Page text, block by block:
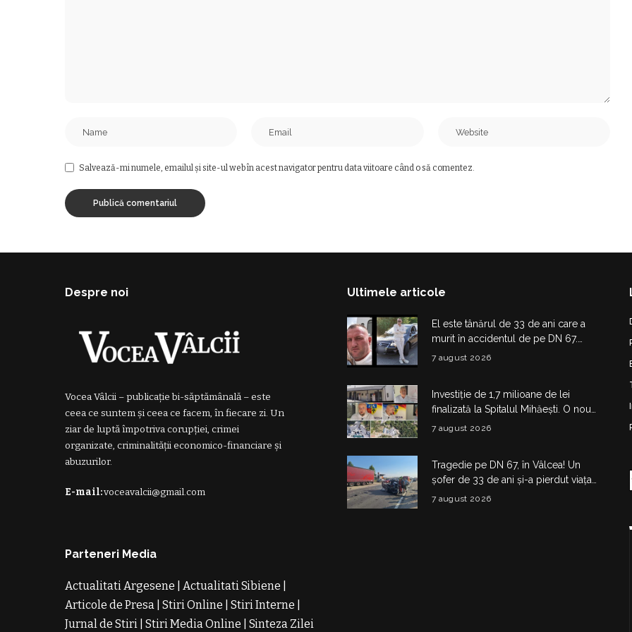
Salvează-mi numele, emailul și site-ul web în acest navigator pentru data viitoare când o să comentez.
Despre noi
Vocea Vâlcii – publicație bi-săptămânală – este
ceea ce suntem și ceea ce facem, în fiecare zi. Un
ziar de luptă împotriva corupției, crimei
organizate, criminalității economico-financiare și
abuzurilor.
E-mail:voceavalcii@gmail.com
Parteneri Media
Actualitati Argesene Actualitati Sibiene
Articole de Presa
Stiri Online Stiri Interne
Jurnal de Stiri
Stiri Media Online Sinteza Zilei
Ultimele articole
El este tânărul de 33 de ani care a
murit în accidentul de pe DN 67.
Dragoș Mihail lasă în urmă o fetiță
7 august 2026
Investiție de 1,7 milioane de lei
finalizată la Spitalul Mihăești. O nouă
clădire medico-administrativă a fost
7 august 2026
Tragedie pe DN 67, în Vâlcea! Un
șofer de 33 de ani și-a pierdut viața
într-un accident la Budești
7 august 2026